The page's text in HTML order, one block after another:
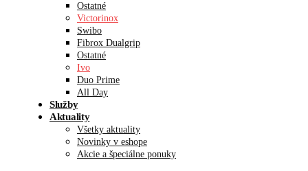
Ostatné
Victorinox
Swibo
Fibrox Dualgrip
Ostatné
Ivo
Duo Prime
All Day
Služby
Aktuality
Všetky aktuality
Novinky v eshope
Akcie a špeciálne ponuky